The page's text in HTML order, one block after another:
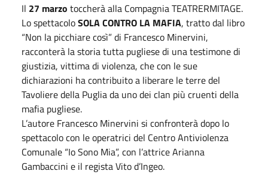
Il 27 marzo toccherà alla Compagnia TEATRERMITAGE.
Lo spettacoloSOLA CONTRO LA MAFIA, tratto dal libro
“Non la picchiare così” di Francesco Minervini,
racconterà la storia tutta pugliese di una testimone di
giustizia, vittima di violenza, che con le sue
dichiarazioni ha contribuito a liberare le terre del
Tavoliere della Puglia da uno dei clan più cruenti della
mafia pugliese.
L’autore Francesco Minervini si confronterà dopo lo
spettacolo con le operatrici del Centro Antiviolenza
Comunale “Io Sono Mia”, con l’attrice Arianna
Gambaccini e il regista Vito d’Ingeo.